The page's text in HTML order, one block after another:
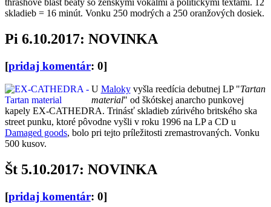
thrashové blast beaty so ženskými vokálmi a politickými textami. 12
skladieb = 16 minút. Vonku 250 modrých a 250 oranžových dosiek.
Pi 6.10.2017: NOVINKA
[pridaj komentár: 0]
U Malokyvyšla reedícia debutnej LP "Tartan
material" od škótskej anarcho punkovej
kapely EX-CATHEDRA. Trinásť skladieb zúrivého britského ska
street punku, ktoré pôvodne vyšli v roku 1996 na LP a CD u
Damaged goods, bolo pri tejto príležitosti zremastrovaných. Vonku
500 kusov.
Št 5.10.2017: NOVINKA
[pridaj komentár: 0]